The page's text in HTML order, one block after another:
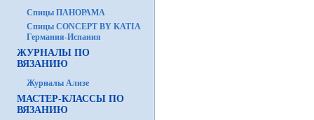
Спицы ПАНОРАМА
Спицы CONCEPT BY KATIA
Германия-Испания
ЖУРНАЛЫ ПО
ВЯЗАНИЮ
Журналы Ализе
МАСТЕР-КЛАССЫ ПО
ВЯЗАНИЮ